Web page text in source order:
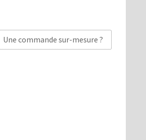
Une commande sur-mesure ?